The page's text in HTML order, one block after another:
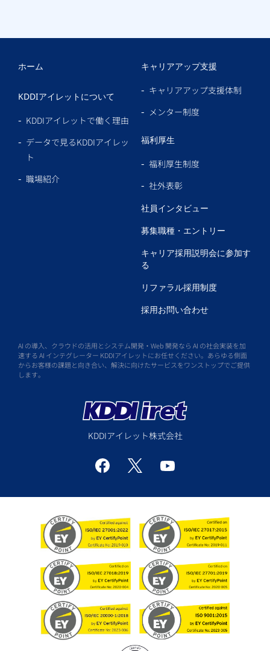
ホーム
KDDIアイレットについて
KDDIアイレットで働く理由
データで見るKDDIアイレッ
ト
職場紹介
キャリアアップ支援
キャリアアップ支援体制
メンター制度
福利厚生
福利厚生制度
社外表彰
社員インタビュー
募集職種・エントリー
キャリア採用説明会に参加す
る
リファラル採用制度
採用お問い合わせ
AI の導入、クラウドの活用とシステム開発・Web 開発なら AI の社会実装を加
速する AI インテグレーター KDDIアイレットにお任せください。あらゆる側面
からお客様の課題と向き合い、解決に向けたサービスをワンストップでご提供
します。
KDDIアイレット株式会社